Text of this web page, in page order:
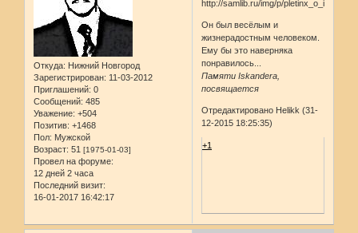
Откуда: Нижний Новгород
Зарегистрирован: 11-03-2012
Приглашений: 0
Сообщений: 485
Уважение: +504
Позитив: +1468
Пол: Мужской
Возраст: 51 [1975-01-03]
Провел на форуме:
12 дней 2 часа
Последний визит:
16-01-2017 16:42:17
Он был весёлым и
жизнерадостным человеком.
Ему бы это наверняка
понравилось...
Памяти Iskandera,
посвящается
Отредактировано Helikk (31-
12-2015 18:25:35)
+1